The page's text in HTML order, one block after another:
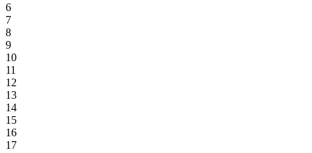
6
7
8
9
10
11
12
13
14
15
16
17